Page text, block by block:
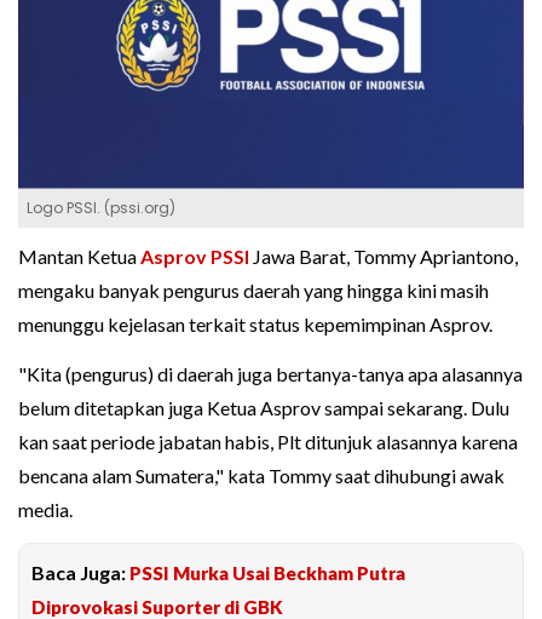
Logo PSSI. (pssi.org)
Mantan Ketua Asprov PSSI Jawa Barat, Tommy Apriantono,
mengaku banyak pengurus daerah yang hingga kini masih
menunggu kejelasan terkait status kepemimpinan Asprov.
"Kita (pengurus) di daerah juga bertanya-tanya apa alasannya
belum ditetapkan juga Ketua Asprov sampai sekarang. Dulu
kan saat periode jabatan habis, Plt ditunjuk alasannya karena
bencana alam Sumatera," kata Tommy saat dihubungi awak
media.
Baca Juga: PSSI Murka Usai Beckham Putra
Diprovokasi Suporter di GBK